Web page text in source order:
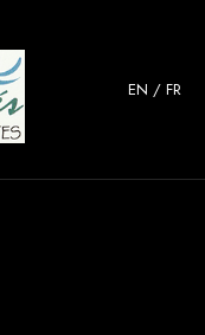
EN / FR